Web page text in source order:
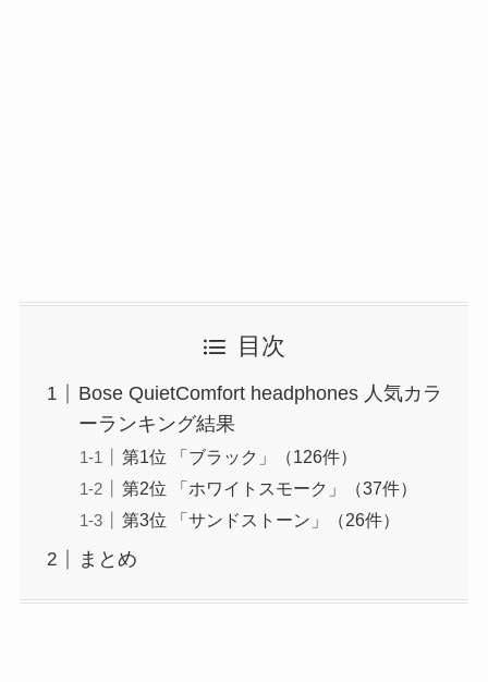
目次
Bose QuietComfort headphones 人気カラ
ーランキング結果
第1位 「ブラック」（126件）
第2位 「ホワイトスモーク」（37件）
第3位 「サンドストーン」（26件）
まとめ